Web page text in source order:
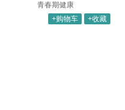
青春期健康
+购物车
+收藏